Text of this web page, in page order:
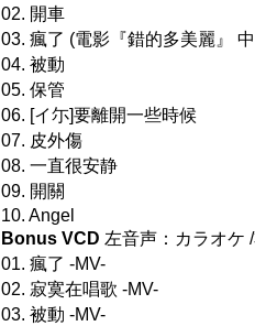
02. 開車
03. 瘋了 (電影『錯的多美麗』
04. 被動
05. 保管
06. [イ尓]要離開一些時候
07. 皮外傷
08. 一直很安静
09. 開關
10. Angel
Bonus VCD 左音声：カラオケ
01. 瘋了 -MV-
02. 寂寞在唱歌 -MV-
03. 被動 -MV-